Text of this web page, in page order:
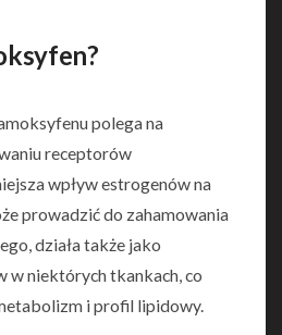
polega na
receptorów
wpływ estrogenów na
prowadzić do zahamowania
działa także jako
w niektórych tkankach, co
i profil lipidowy.